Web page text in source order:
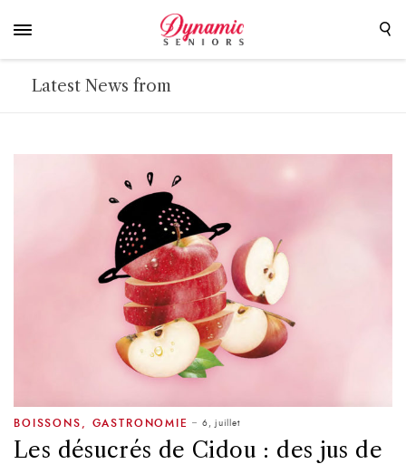
Latest News from
BOISSONS GASTRONOMIE 6, juillet
Les désucrés de Cidou : des jus de